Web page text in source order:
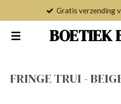
naar
BOETIEK
Gratis verzending vanaf €150
FRINGE TRUI -